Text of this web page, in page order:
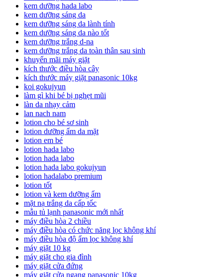
kem dưỡng hada labo
kem dưỡng sáng da
kem dưỡng sáng da lành tính
kem dưỡng sáng da nào tốt
kem dưỡng trắng d-na
kem dưỡng trắng da toàn thân sau sinh
khuyến mãi máy giặt
kích thước điều hòa cây
kích thước máy giặt panasonic 10kg
koi gokujyun
làm gì khi bé bị nghẹt mũi
làn da nhạy cảm
lan nach nam
lotion cho bé sơ sinh
lotion dưỡng ẩm da mặt
lotion em bé
lotion hada labo
lotion hada labo
lotion hada labo gokujyun
lotion hadalabo premium
lotion tốt
lotion và kem dưỡng ẩm
mặt nạ trắng da cấp tốc
mẫu tủ lạnh panasonic mới nhất
máy điều hòa 2 chiều
máy điều hòa có chức năng lọc không khí
máy điều hòa độ ẩm lọc không khí
máy giặt 10 kg
máy giặt cho gia đình
máy giặt cửa đứng
máy giặt cửa ngang panasonic 10kg